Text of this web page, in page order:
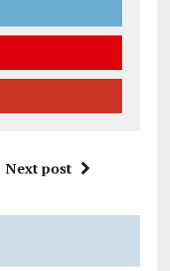
Next post